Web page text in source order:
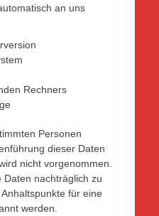
an uns
Rechners
Personen
dieser Daten
nicht vorgenommen.
Daten nachträglich zu
für eine
werden.